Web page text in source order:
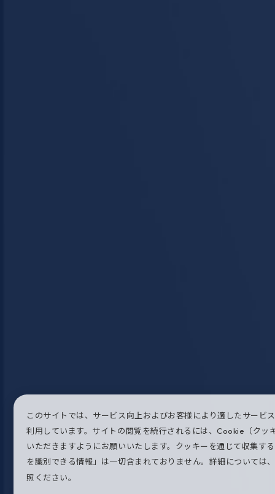
同意して続行する